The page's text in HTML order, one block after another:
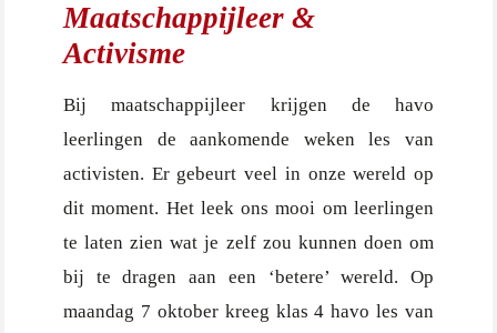
Maatschappijleer &
Activisme
Bij maatschappijleer krijgen de havo
leerlingen de aankomende weken les van
activisten. Er gebeurt veel in onze wereld op
dit moment. Het leek ons mooi om leerlingen
te laten zien wat je zelf zou kunnen doen om
bij te dragen aan een ‘betere’ wereld. Op
maandag 7 oktober kreeg klas 4 havo les van